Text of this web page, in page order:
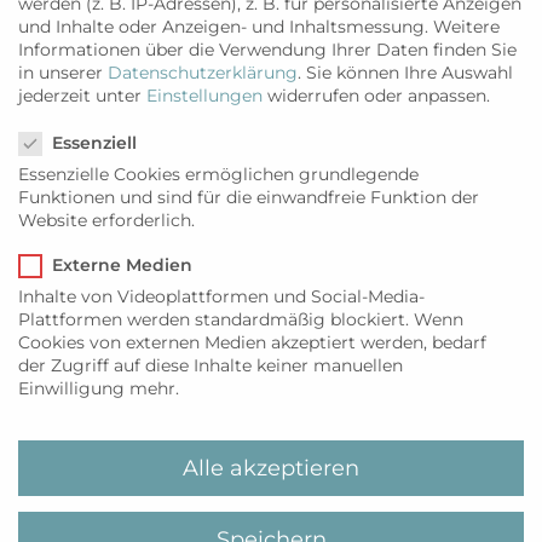
Zitronengras aufkochen und auf die Hälfte
reduzieren. Diesen Fond durch ein Sieb
passieren, den Saft der Limetten dazugeben,
nochmals aufkochen und mit etwas
Mondamin abbinden.
Kurz vor dem Anrichten die geschlagene
Sahne unterrühren, nochmals kurz
aufkochen lassen und mit den fertigen
Fischfilets und dem blanchierten und in
Butter geschwenkten Gemüse servieren.
und Inhalte oder Anzeigen- und Inhaltsmessung. Weitere
Informationen über die Verwendung Ihrer Daten finden Sie
in unserer Datenschutzerklärung. Sie können Ihre Auswahl
jederzeit unter Einstellungen widerrufen oder anpassen.
Essenziell
Essenzielle Cookies ermöglichen grundlegende
Funktionen und sind für die einwandfreie Funktion der
Website erforderlich.
Externe Medien
Inhalte von Videoplattformen und Social-Media-
Plattformen werden standardmäßig blockiert. Wenn
Cookies von externen Medien akzeptiert werden, bedarf
der Zugriff auf diese Inhalte keiner manuellen
Einwilligung mehr.
Alle akzeptieren